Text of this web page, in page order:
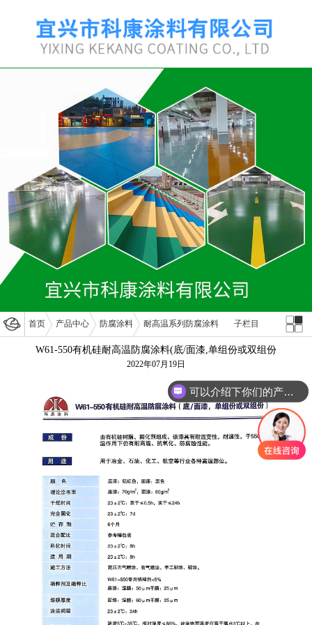
首页 产品中心 防腐涂料 耐高温系列防腐涂料 子栏目
W61-550有机硅耐高温防腐涂料(底/面漆,单组份或双组份
2022年07月19日
可以介绍下你们的产品么